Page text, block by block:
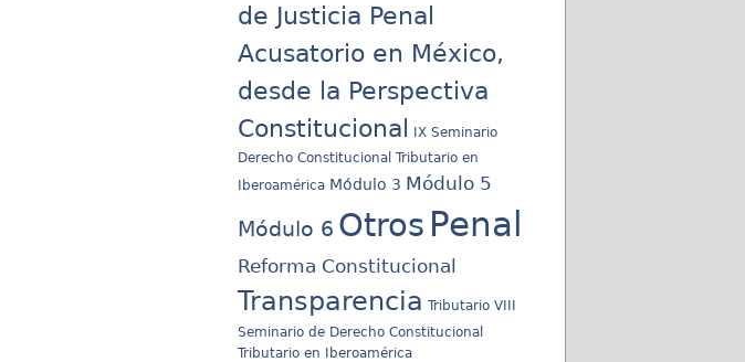
de Justicia Penal
Acusatorio en México,
desde la Perspectiva
Constitucional
IX Seminario
Derecho Constitucional Tributario en
Iberoamérica Módulo 3 Módulo 5
Módulo 6 Otros Penal
Reforma Constitucional
Transparencia Tributario VIII
Seminario de Derecho Constitucional
Tributario en Iberoamérica